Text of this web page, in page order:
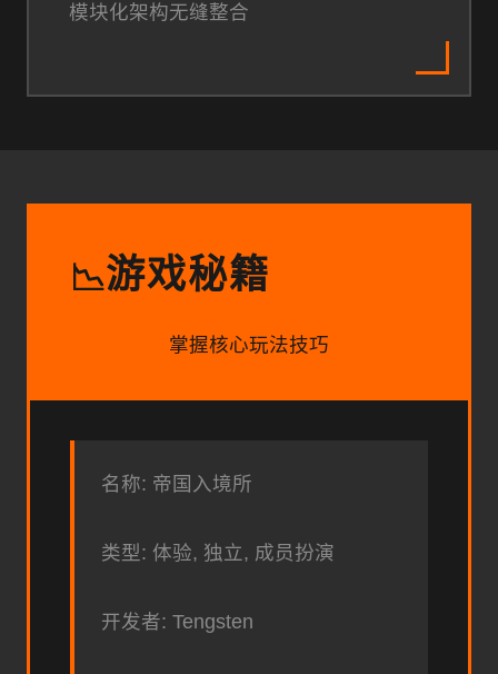
模块化架构无缝整合
📉游戏秘籍
掌握核心玩法技巧
名称: 帝国入境所
类型: 体验, 独立, 成员扮演
开发者: Tengsten